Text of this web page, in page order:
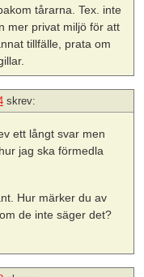
tårarna. Tex. inte
mer privat miljö för att
tillfälle, prata om
skrev:
ett långt svar men
jag ska förmedla
Hur märker du av
de inte säger det?